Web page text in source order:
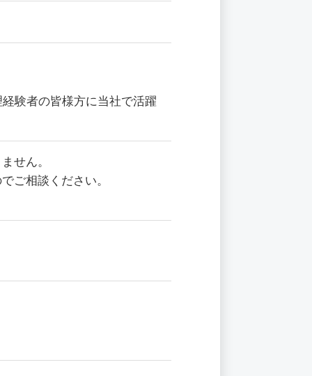
験者の皆様方に当社で活躍
せん。
ご相談ください。